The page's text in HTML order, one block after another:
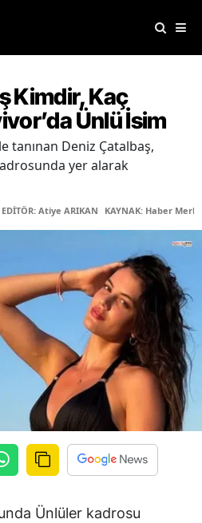
Kimdir, Kaç
Ünlü İsim
tanınan Deniz Çatalbaş,
yer alarak
EDİTÖR: Atiye ARIKAN KAYNAK: Haber
Ünlüler kadrosu